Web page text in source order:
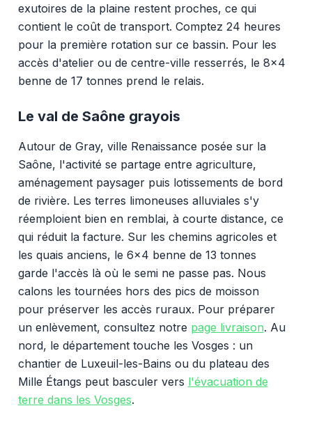
exutoires de la plaine restent proches, ce qui
contient le coût de transport. Comptez 24 heures
pour la première rotation sur ce bassin. Pour les
accès d'atelier ou de centre-ville resserrés, le 8x4
benne de 17 tonnes prend le relais.
Le val de Saône grayois
Autour de Gray, ville Renaissance posée sur la
Saône, l'activité se partage entre agriculture,
aménagement paysager puis lotissements de bord
de rivière. Les terres limoneuses alluviales s'y
réemploient bien en remblai, à courte distance, ce
qui réduit la facture. Sur les chemins agricoles et
les quais anciens, le 6x4 benne de 13 tonnes
garde l'accès là où le semi ne passe pas. Nous
calons les tournées hors des pics de moisson
pour préserver les accès ruraux. Pour préparer
un enlèvement, consultez notre page livraison. Au
nord, le département touche les Vosges : un
chantier de Luxeuil-les-Bains ou du plateau des
Mille Étangs peut basculer vers l'évacuation de
terre dans les Vosges.